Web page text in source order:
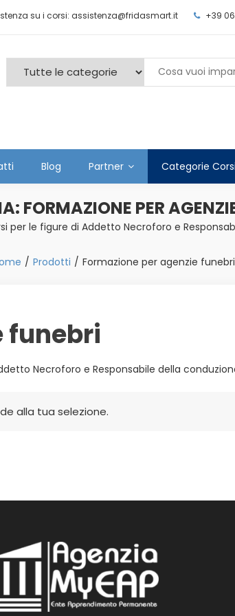
su i corsi: assistenza@fridasmart.it +39
Blog Partner Categorie Corsi
FORMAZIONE PER
per le figure di Addetto Necroforo e
Prodotti Formazione per agenzie funebri
funebri
Necroforo e Responsabile della
alla tua selezione.